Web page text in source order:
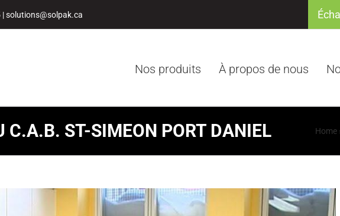
|solutions@solpak.ca
Nos produits À propos de nous
C.A.B. ST-SIMEON PORT DANIEL Home